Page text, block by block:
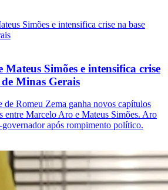
Simões e intensifica crise
Minas Gerais
de Romeu Zema ganha novos capítulos
entre Marcelo Aro e Mateus Simões. Aro
governador após rompimento político.